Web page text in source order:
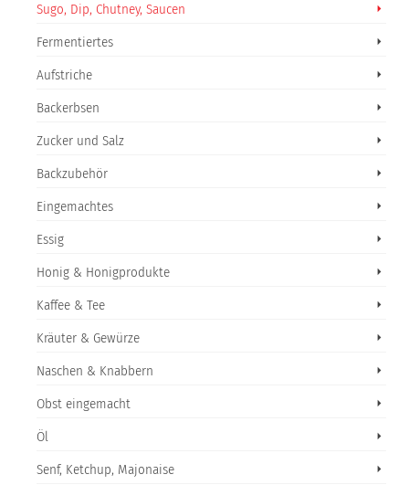
Sugo, Dip, Chutney, Saucen
Fermentiertes
Aufstriche
Backerbsen
Zucker und Salz
Backzubehör
Eingemachtes
Essig
Honig & Honigprodukte
Kaffee & Tee
Kräuter & Gewürze
Naschen & Knabbern
Obst eingemacht
Öl
Senf, Ketchup, Majonaise